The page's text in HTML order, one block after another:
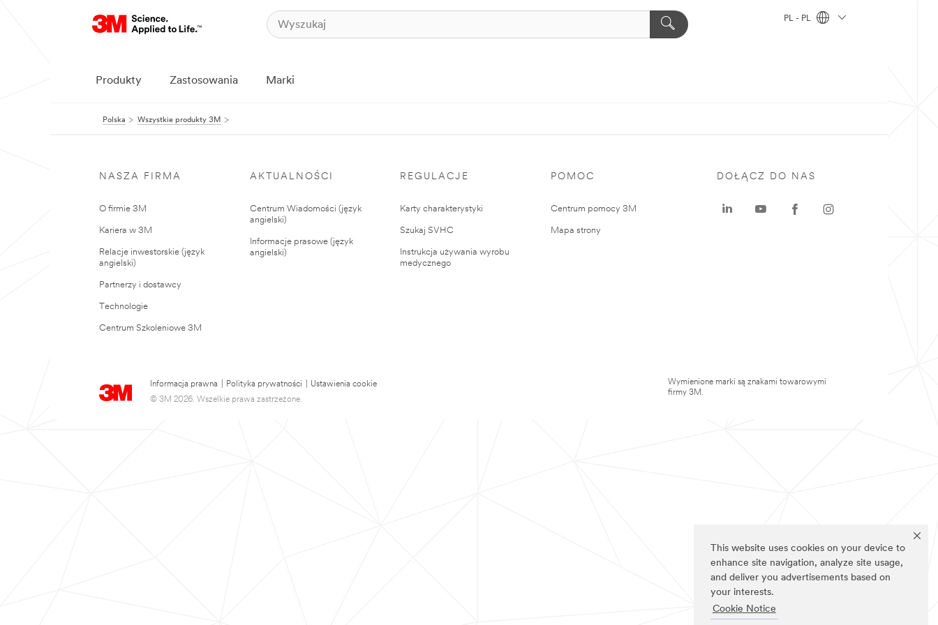
This website uses cookies on your device to
enhance site navigation, analyze site usage,
and deliver you advertisements based on
your interests.
Cookie Notice
PL - PL
Produkty Zastosowania Marki
Polska Wszystkie produkty 3M
NASZA FIRMA
O firmie 3M
Kariera w 3M
Relacje inwestorskie (język
angielski)
Partnerzy i dostawcy
Technologie
Centrum Szkoleniowe 3M
AKTUALNOŚCI
Centrum Wiadomości (język
angielski)
Informacje prasowe (język
angielski)
REGULACJE
Karty charakterystyki
Szukaj SVHC
Instrukcja używania wyrobu
medycznego
POMOC
Centrum pomocy 3M
Mapa strony
Informacja prawna Polityka prywatności
Ustawienia cookie
© 3M 2026. Wszelkie prawa zastrzeżone.
DOŁĄCZ DO NAS
Wymienione marki są znakami towarowymi
firmy 3M.